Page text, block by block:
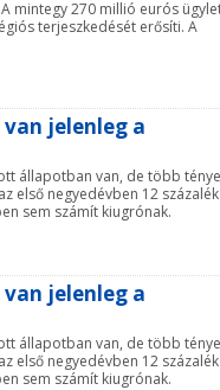
mintegy 270 millió eurós
terjeszkedését erősíti. A
jelenleg a
állapotban van, de több
első negyedévben 12 százalék
sem számít kiugrónak.
jelenleg a
állapotban van, de több
első negyedévben 12 százalék
sem számít kiugrónak.